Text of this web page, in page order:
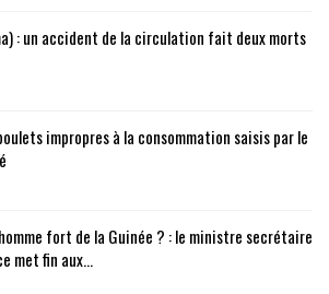
: un accident de la circulation fait deux morts
impropres à la consommation saisis par le
fort de la Guinée ? : le ministre secrétaire
met fin aux…